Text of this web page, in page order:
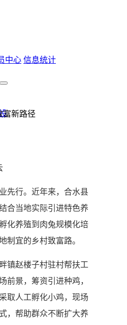
中心 信息统计
富新路径
行。近年来，合水县
合当地实际引进特色养
化养殖到肉兔规模化培
制宜的乡村致富路。
赵楼子村驻村帮扶工
前景，筹资引进种鸡，
取人工孵化小鸡，现场
，帮助群众不断扩大养